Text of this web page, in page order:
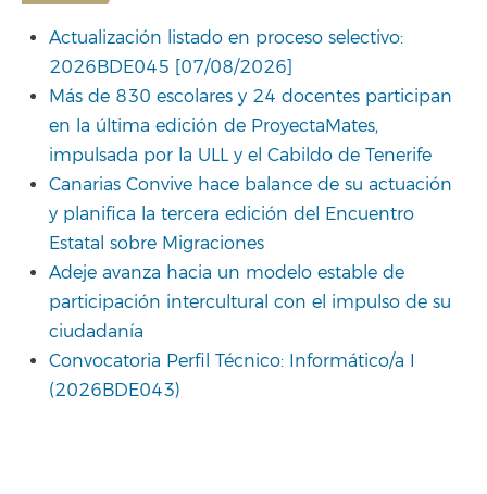
Actualización listado en proceso selectivo:
2026BDE045 [07/08/2026]
Más de 830 escolares y 24 docentes participan
en la última edición de ProyectaMates,
impulsada por la ULL y el Cabildo de Tenerife
Canarias Convive hace balance de su actuación
y planifica la tercera edición del Encuentro
Estatal sobre Migraciones
Adeje avanza hacia un modelo estable de
participación intercultural con el impulso de su
ciudadanía
Convocatoria Perfil Técnico: Informático/a I
(2026BDE043)